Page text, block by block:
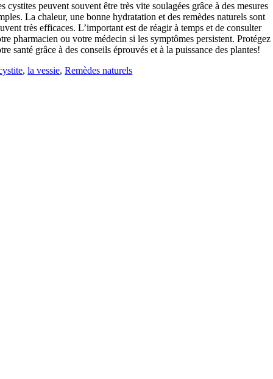
cystites peuvent souvent être très vite soulagées grâce à des mesures
La chaleur, une bonne hydratation et des remèdes naturels sont
très efficaces. L’important est de réagir à temps et de consulter
pharmacien ou votre médecin si les symptômes persistent. Protégez
santé grâce à des conseils éprouvés et à la puissance des plantes!
,la vessie,Remèdes naturels